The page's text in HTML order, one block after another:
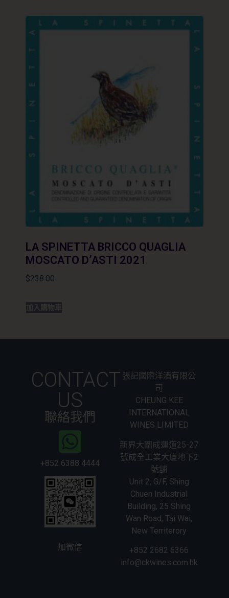
LA SPINETTA BRICCO QUAGLIA
MOSCATO D’ASTI 2021
$238.00
加入購物車
CONTACT
US
聯絡我們
+852 6388 4444
加微信
張記國際洋酒有限公
司
CHEUNG KEE
INTERNATIONAL
WINES LIMITED
新界大圍成運道25-27
號成全工業大廈地下2
號舖
Unit 2, G/F, Shing
Chuen Industrial
Building, 25 Shing
Wan Road, Tai Wai,
New Territerory
+852 2682 6366
info@ckwines.com.hk